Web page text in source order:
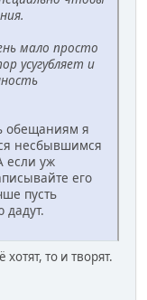
мало просто
усугубляет и
обещаниям я
несбывшимся
если уж
его
пусть
то и творят.